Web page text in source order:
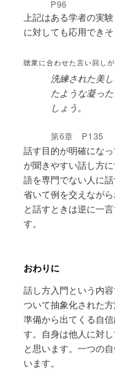
P96
上記はある学者の実
に対しても応用でき
聴衆に合わせた言い回し
洗練された美
たような凝っ
しょう。
第6章 P135
話す目的が明確にな
が聞きやすい話し方
語を専門でない人に
省いて例を交えなが
と話すときは逆に一
す。
おわりに
話し方入門という内
ついて抽象化された
準備から出てくる自
す。自身は他人に対
と思います。一つの
います。